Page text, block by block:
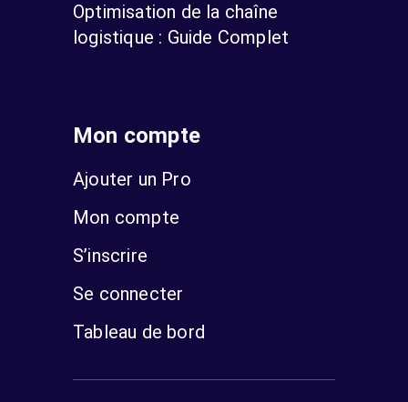
Optimisation de la chaîne
logistique : Guide Complet
Mon compte
Ajouter un Pro
Mon compte
S’inscrire
Se connecter
Tableau de bord